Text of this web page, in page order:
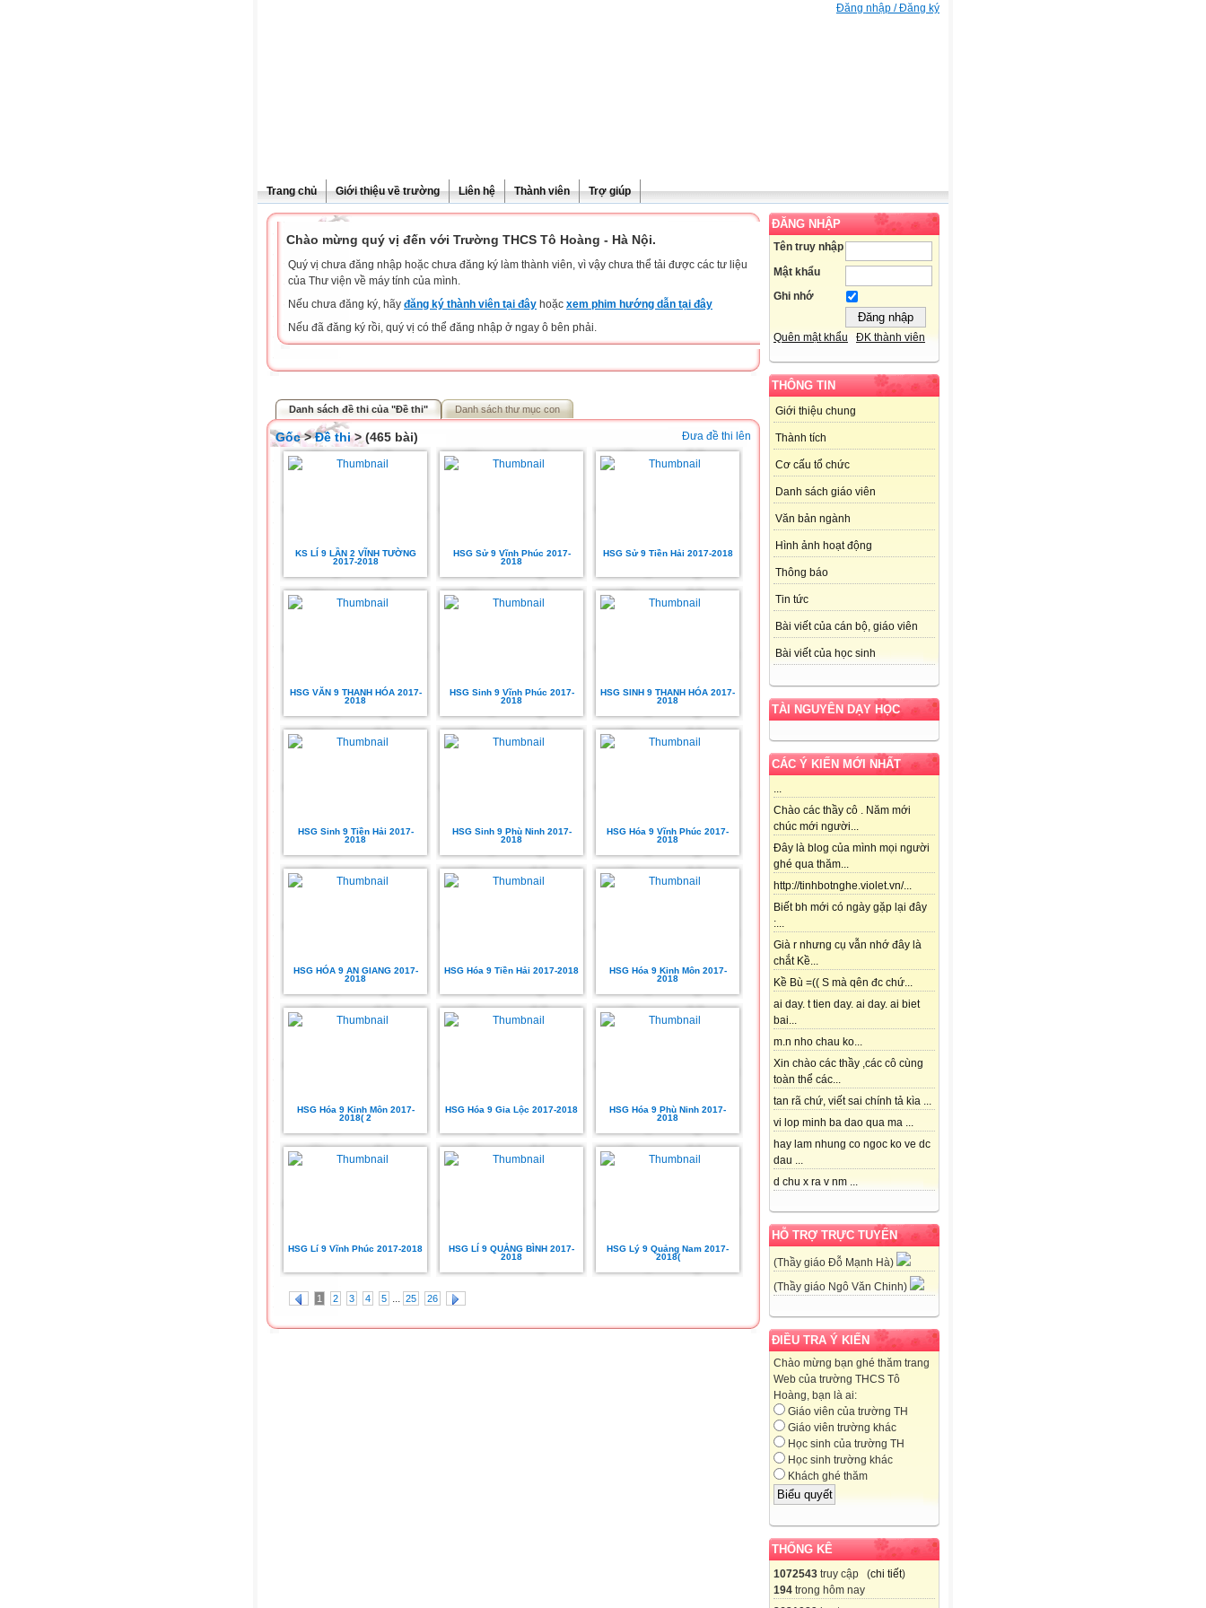
Đăng nhập / Đăng ký
Trang chủ Giới thiệu về trường Liên hệ Thành viên Trợ giúp
ĐĂNG NHẬP
Tên truy nhập
Mật khẩu
Ghi nhớ
Quên mật khẩu ĐK thành viên
THÔNG TIN
Giới thiệu chung
Thành tích
Cơ cấu tổ chức
Danh sách giáo viên
Văn bản ngành
Hình ảnh hoạt động
Thông báo
Tin tức
Bài viết của cán bộ, giáo viên
Bài viết của học sinh
TÀI NGUYÊN DẠY HỌC
CÁC Ý KIẾN MỚI NHẤT
...
Chào các thầy cô . Năm mới
chúc mới người...
Đây là blog của mình mọi người
ghé qua thăm...
http://tinhbotnghe.violet.vn/...
Biết bh mới có ngày gặp lại đây
:...
Già r nhưng cụ vẫn nhớ đây là
chắt Kề...
Kề Bù =(( S mà qên đc chứ...
ai day. t tien day. ai day. ai biet
bai...
m.n nho chau ko...
Xin chào các thầy ,các cô cùng
toàn thể các...
tan rã chứ, viết sai chính tả kìa ...
vi lop minh ba dao qua ma ...
hay lam nhung co ngoc ko ve dc
dau ...
d chu x ra v nm ...
HỖ TRỢ TRỰC TUYẾN
(Thầy giáo Đỗ Mạnh Hà)
(Thầy giáo Ngô Văn Chinh)
ĐIỀU TRA Ý KIẾN
Chào mừng bạn ghé thăm trang
Web của trường THCS Tô
Hoàng, bạn là ai:
Giáo viên của trường TH
Giáo viên trường khác
Học sinh của trường TH
Học sinh trường khác
Khách ghé thăm
THỐNG KÊ
1072543 truy cập (chi tiết)
194 trong hôm nay
Chào mừng quý vị đến với Trường THCS Tô Hoàng - Hà Nội.
Quý vị chưa đăng nhập hoặc chưa đăng ký làm thành viên, vì vậy chưa thể tải được các tư liệu
của Thư viện về máy tính của mình.
Nếu chưa đăng ký, hãy đăng ký thành viên tại đây hoặc xem phim hướng dẫn tại đây
Nếu đã đăng ký rồi, quý vị có thể đăng nhập ở ngay ô bên phải.
Danh sách đề thi của "Đề thi" Danh sách thư mục con
Đưa đề thi lên
Gốc>Đề thi> (465 bài)
KS LÍ 9 LẦN 2 VĨNH TƯỜNG
2017-2018
HSG Sử 9 Vĩnh Phúc 2017-
2018
HSG Sử 9 Tiền Hải 2017-2018
HSG VĂN 9 THANH HÓA 2017-
2018
HSG Sinh 9 Vĩnh Phúc 2017-
2018
HSG SINH 9 THANH HÓA 2017-
2018
HSG Sinh 9 Tiền Hải 2017-
2018
HSG Sinh 9 Phù Ninh 2017-
2018
HSG Hóa 9 Vĩnh Phúc 2017-
2018
HSG HÓA 9 AN GIANG 2017-
2018
HSG Hóa 9 Tiền Hải 2017-2018
HSG Hóa 9 Kinh Môn 2017-
2018
HSG Hóa 9 Kinh Môn 2017-
2018( 2
HSG Hóa 9 Gia Lộc 2017-2018
HSG Hóa 9 Phù Ninh 2017-
2018
HSG Lí 9 Vĩnh Phúc 2017-2018
HSG LÍ 9 QUẢNG BÌNH 2017-
2018
HSG Lý 9 Quảng Nam 2017-
2018(
1 2 3 4 5 ... 25 26